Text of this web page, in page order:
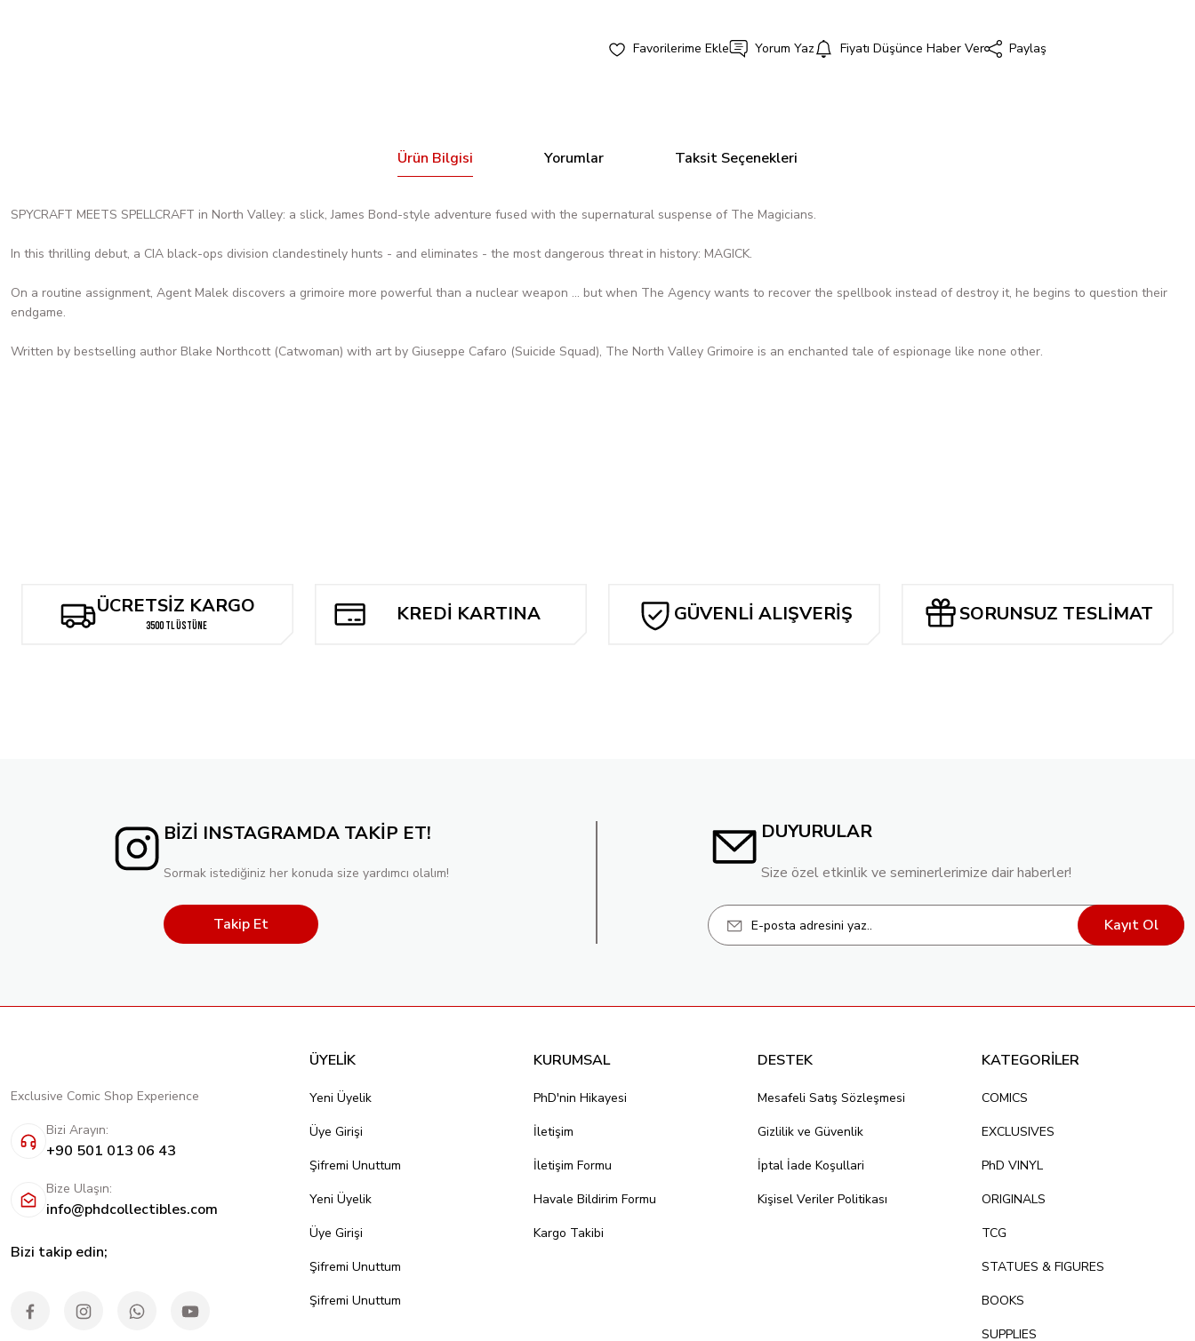
Yorum Yaz Fiyatı Düşünce Haber Ver Paylaş
Ürün Bilgisi Yorumlar Taksit Seçenekleri
SPYCRAFT MEETS SPELLCRAFT in North Valley: a slick, James Bond-style adventure fused with the supernatural suspense of The Magicians.
In this thrilling debut, a CIA black-ops division clandestinely hunts - and eliminates - the most dangerous threat in history: MAGICK.
On a routine assignment, Agent Malek discovers a grimoire more powerful than a nuclear weapon ... but when The Agency wants to recover the spellbook instead of destroy it, he begins to question their
endgame.
Written by bestselling author Blake Northcott (Catwoman) with art by Giuseppe Cafaro (Suicide Squad), The North Valley Grimoire is an enchanted tale of espionage like none other.
ÜCRETSİZ KARGO
3500 TL ÜSTÜNE
KREDİ KARTINA
GÜVENLİ ALIŞVERİŞ SORUNSUZ TESLİMAT
BİZİ INSTAGRAMDA TAKİP ET!
Sormak istediğiniz her konuda size yardımcı olalım!
Takip Et
DUYURULAR
Size özel etkinlik ve seminerlerimize dair haberler!
Kayıt Ol
Exclusive Comic Shop Experience
Bizi Arayın:
+90 501 013 06 43
Bize Ulaşın:
info@phdcollectibles.com
Bizi takip edin;
ÜYELİK
Yeni Üyelik
Üye Girişi
Şifremi Unuttum
Yeni Üyelik
Üye Girişi
Şifremi Unuttum
Şifremi Unuttum
KURUMSAL
PhD'nin Hikayesi
İletişim
İletişim Formu
Havale Bildirim Formu
Kargo Takibi
DESTEK
Mesafeli Satış Sözleşmesi
Gizlilik ve Güvenlik
İptal İade Koşullari
Kişisel Veriler Politikası
KATEGORİLER
COMICS
EXCLUSIVES
PhD VINYL
ORIGINALS
TCG
STATUES & FIGURES
BOOKS
SUPPLIES